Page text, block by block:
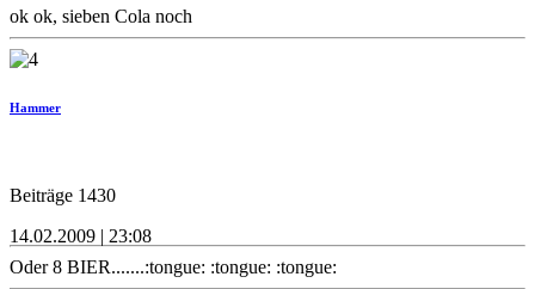
ok ok, sieben Cola noch
Hammer
Beiträge 1430
14.02.2009 | 23:08
Oder 8 BIER.......:tongue: :tongue: :tongue: